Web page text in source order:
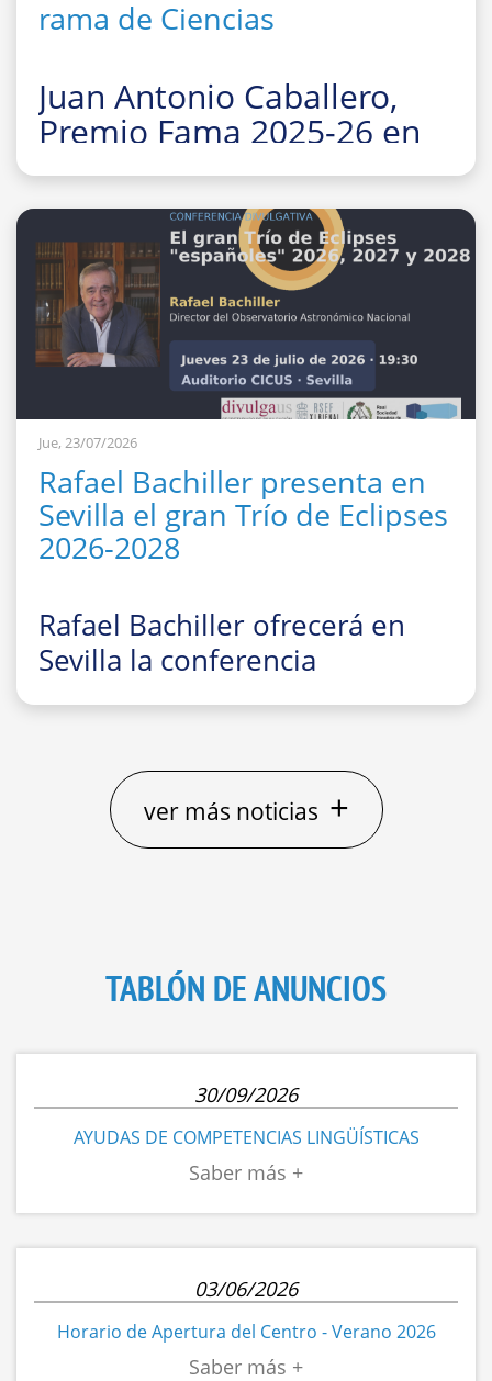
rama de Ciencias
Juan Antonio Caballero,
Premio Fama 2025-26 en
la rama de Ciencias
La Facultad de Fí
Jue, 23/07/2026
Rafael Bachiller presenta en
Sevilla el gran Trío de Eclipses
2026-2028
Rafael Bachiller ofrecerá en
Sevilla la conferencia
divulgativa“El gran Trío de
y 2028: cómo, dónde y cuándo
observarlos”ver más noticias +
TABLÓN DE ANUNCIOS
30/09/2026
AYUDAS DE COMPETENCIAS LINGÜÍSTICAS
03/06/2026
Horario de Apertura del Centro - Verano 2026